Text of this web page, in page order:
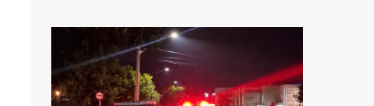
pública não é apenas investir mais, mas
decidir melhor onde investir para produzir o
maior benefício possível à população. Essa
reflexão encontra respaldo tanto na teoria
ocorrência, a vítima recebeu contato pelo
WhatsApp de um homem que afirmava ser
o novo gerente da conta bancária da